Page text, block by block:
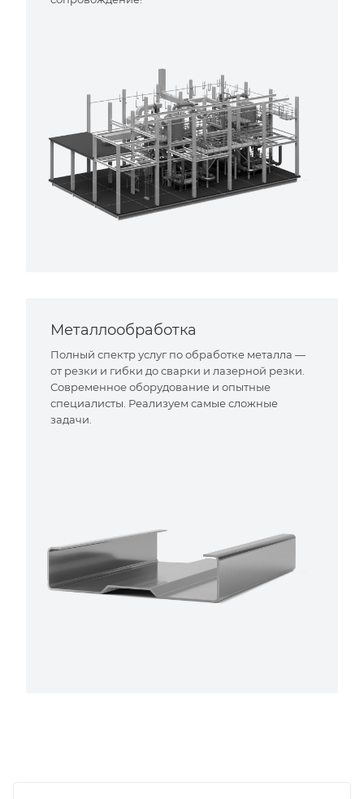
Металлообработка
Полный спектр услуг по обработке металла —
от резки и гибки до сварки и лазерной резки.
Современное оборудование и опытные
специалисты. Реализуем самые сложные
задачи.